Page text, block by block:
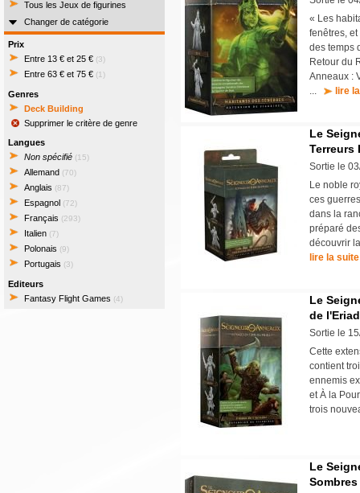
Tous les Jeux de figurines
Changer de catégorie
Prix
Entre 13 € et 25 € (3)
Entre 63 € et 75 € (1)
Genres
Deck Building
Supprimer le critère de genre
Langues
Non spécifié (15)
Allemand (70)
Anglais (87)
Espagnol (72)
Français (293)
Italien (7)
Polonais (9)
Portugais (3)
Editeurs
Fantasy Flight Games (4)
« Les
fenêtres,
des temps
Retour du
Anneaux :
...
lire
Le
Terreurs
Sortie le
Le noble
ces
dans la
préparé
découvrir
lire la suite
Le
de
Sortie le
Cette
contient
ennemis
et À la
trois
Le